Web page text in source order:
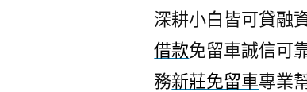
深耕小白皆可貸融
借款免留車誠信可
務新莊免留車專業